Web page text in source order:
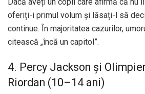
oferiți-i primul volum și lăsați-l să
continue. În majoritatea cazurilor,
citească „încă un capitol”.
4. Percy Jackson și
Riordan (10–14 ani)